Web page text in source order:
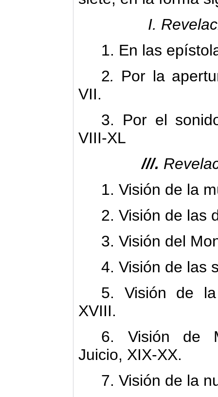
I.
1. En las
2. Por la
VII.
3. Por el
VIII-XL
///.
1. Visión de la
2. Visión de las
3. Visión del
4. Visión de las
5. Visión de
XVIII.
6. Visión de
Juicio, XIX-XX.
7. Visión de la